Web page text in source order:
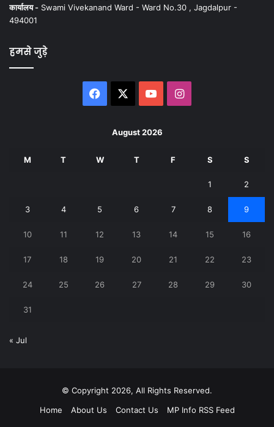
कार्यालय - Swami Vivekanand Ward - Ward No.30 , Jagdalpur -
494001
हमसे जुड़े
Facebook YouTubeInstagram
August 2026
M T W T F S S
1 2
3 4 5 6 7 8 9
10 11 12 13 14 15 16
17 18 19 20 21 22 23
24 25 26 27 28 29 30
31
« Jul
© Copyright 2026, All Rights Reserved.
Home
About Us Contact Us MP Info RSS Feed